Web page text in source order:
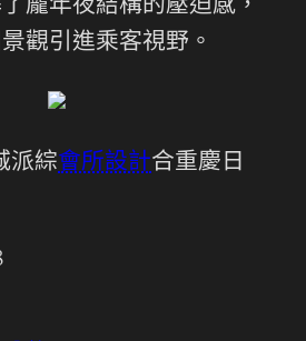
龐年夜結構的壓迫感，
觀引進乘客視野。
派綜會所設計合重慶日